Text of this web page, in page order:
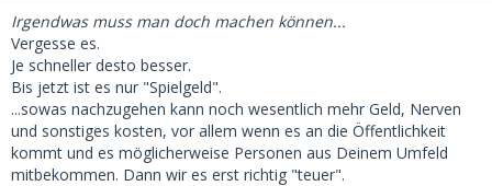
Irgendwas muss man doch machen können...
Vergesse es.
Je schneller desto besser.
Bis jetzt ist es nur "Spielgeld".
...sowas nachzugehen kann noch wesentlich mehr Geld, Nerven
und sonstiges kosten, vor allem wenn es an die Öffentlichkeit
kommt und es möglicherweise Personen aus Deinem Umfeld
mitbekommen. Dann wir es erst richtig "teuer".